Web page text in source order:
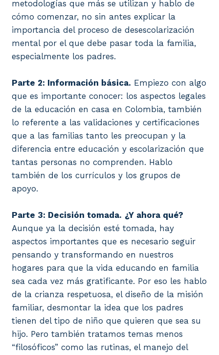
metodologías que más se utilizan y hablo de
cómo comenzar, no sin antes explicar la
importancia del proceso de desescolarización
mental por el que debe pasar toda la familia,
especialmente los padres.
Parte 2: Información básica. Empiezo con algo
que es importante conocer: los aspectos legales
de la educación en casa en Colombia, también
lo referente a las validaciones y certificaciones
que a las familias tanto les preocupan y la
diferencia entre educación y escolarización que
tantas personas no comprenden. Hablo
también de los currículos y los grupos de
apoyo.
Parte 3: Decisión tomada. ¿Y ahora qué?
Aunque ya la decisión esté tomada, hay
aspectos importantes que es necesario seguir
pensando y transformando en nuestros
hogares para que la vida educando en familia
sea cada vez más gratificante. Por eso les hablo
de la crianza respetuosa, el diseño de la misión
familiar, desmontar la idea que los padres
tienen del tipo de niño que quieren que sea su
hijo. Pero también tratamos temas menos
“filosóficos” como las rutinas, el manejo del